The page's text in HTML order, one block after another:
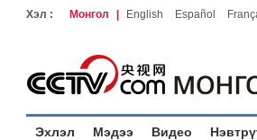
Хэл : Монгол English Español
Эхлэл Мэдээ Видео